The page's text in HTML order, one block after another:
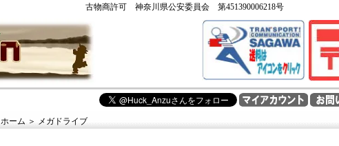
古物商許可 神奈川県公安委員会 第451390006218号
ホーム ＞ メガドライブ